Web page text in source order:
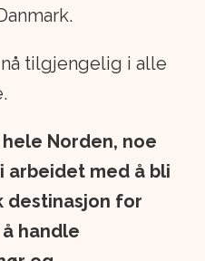
tilgjengelig i alle
Norden, noe
arbeidet med å bli
destinasjon for
handle